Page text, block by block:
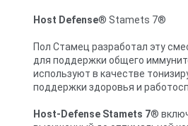
Host Defense® Stamets 7®
Пол Стамец разработал эту
для поддержки общего
используют в качестве
поддержки здоровья и
Host-Defense Stamets 7®